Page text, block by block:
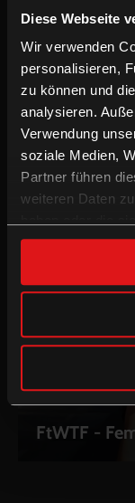
Diese Webseite
Wir verwenden
personalisieren,
zu können und
analysieren.
Verwendung
soziale Medien,
Partner führen
weiteren Daten
gesammelt
Nordrand
FtWTF -